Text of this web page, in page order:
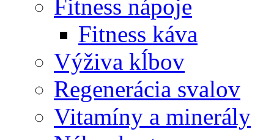
Fitness nápoje
Fitness káva
Výživa kĺbov
Regenerácia svalov
Vitamíny a minerály